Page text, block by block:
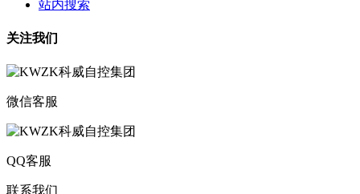
站内搜索
关注我们
微信客服
QQ客服
联系我们